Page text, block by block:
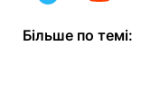
Більше по темі: